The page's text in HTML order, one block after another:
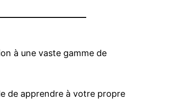
à une vaste gamme de
de apprendre à votre propre